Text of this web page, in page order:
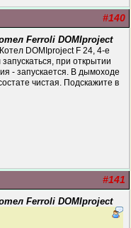
#140
Ferroli DOMIproject
DOMIproject F 24, 4-е
при открытии
- запускается. В дымоходе
чистая. Подскажите в
#141
Ferroli DOMIproject